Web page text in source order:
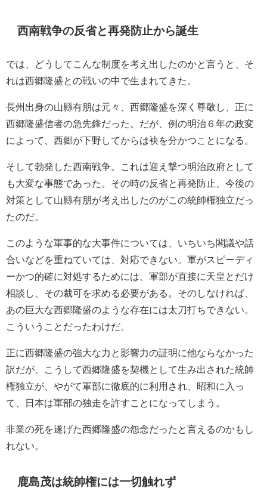
西南戦争の反省と再発防止から誕生
では、どうしてこんな制度を考え出したのかと言うと、そ
れは西郷隆盛との戦いの中で生まれてきた。
長州出身の山縣有朋は元々、西郷隆盛を深く尊敬し、正に
西郷隆盛信者の急先鋒だった。だが、例の明治６年の政変
によって、西郷が下野してからは袂を分かつことになる。
そして勃発した西南戦争。これは迎え撃つ明治政府として
も大変な事態であった。その時の反省と再発防止、今後の
対策として山縣有朋が考え出したのがこの統帥権独立だっ
たのだ。
このような軍事的な大事件については、いちいち閣議や話
合いなどを重ねていては、対応できない。軍がスピーディ
ーかつ的確に対処するためには、軍部が直接に天皇とだけ
相談し、その裁可を求める必要がある。そのしなければ、
あの巨大な西郷隆盛のような存在には太刀打ちできない。
こういうことだったわけだ。
正に西郷隆盛の強大な力と影響力の証明に他ならなかった
訳だが、こうして西郷隆盛を契機として生み出された統帥
権独立が、やがて軍部に徹底的に利用され、昭和に入っ
て、日本は軍部の独走を許すことになってしまう。
非業の死を遂げた西郷隆盛の怨念だったと言えるのかもし
れない。
鹿島茂は統帥権には一切触れず